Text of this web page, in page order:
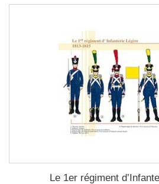
Le 1er régiment